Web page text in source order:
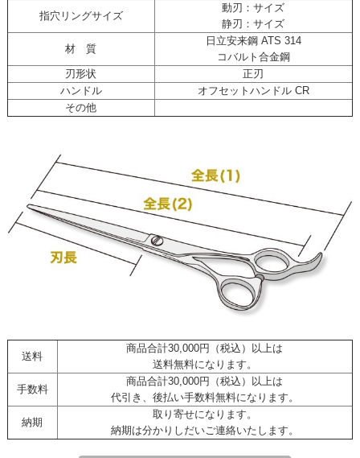
指穴リングサイズ
動刃：サイズ
静刃：サイズ
材 質
日立安来鋼 ATS 314
コバルト合金鋼
刃形状
正刃
ハンドル
オフセットハンドル CR
その他
送料
商品合計30,000円（税込）以上は
送料無料になります。
手数料
商品合計30,000円（税込）以上は
代引き、後払い手数料無料になります。
納期
取り寄せになります。
納期は分かりしだいご連絡いたします。